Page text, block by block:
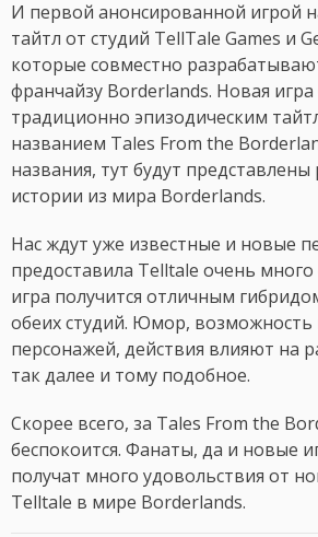
И первой анонсированной игрой
тайтл от студий TellTale Games и
которые совместно
франчайзу Borderlands. Новая игра
традиционно эпизодическим
названием Tales From the
названия, тут будут
истории из мира Borderlands.
Нас ждут уже известные и новые
предоставила Telltale очень
игра получится отличным
обеих студий. Юмор, возможность
персонажей, действия влияют на
так далее и тому подобное.
Скорее всего, за Tales From the
беспокоится. Фанаты, да и новые
получат много удовольствия от
Telltale в мире Borderlands.